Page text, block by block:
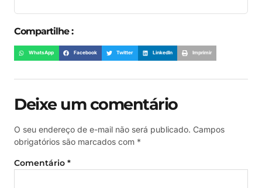
Compartilhe :
WhatsApp Facebook Twitter LinkedIn Imprimir
Deixe um comentário
O seu endereço de e-mail não será publicado. Campos
obrigatórios são marcados com *
Comentário *